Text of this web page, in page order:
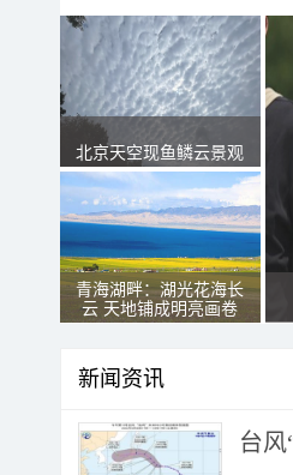
北京天空现鱼鳞云景观
青海湖畔：湖光花海长
云 天地铺成明亮画卷
新闻资讯
台